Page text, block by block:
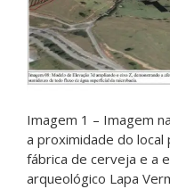
Imagem 1 – Imagem
a proximidade do
fábrica de cerveja e a
arqueológico Lapa